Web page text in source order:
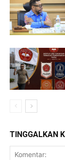
TINGGALKAN